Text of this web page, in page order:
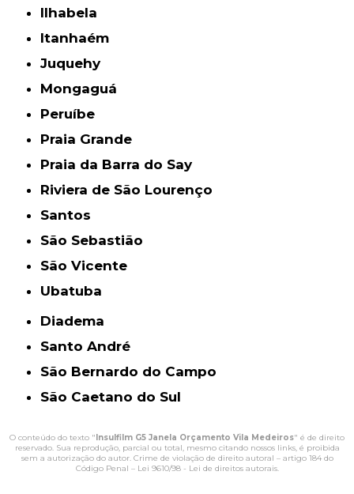
Ilhabela
Itanhaém
Juquehy
Mongaguá
Peruíbe
Praia Grande
Praia da Barra do Say
Riviera de São Lourenço
Santos
São Sebastião
São Vicente
Ubatuba
Diadema
Santo André
São Bernardo do Campo
São Caetano do Sul
O conteúdo do texto "Insulfilm G5 Janela Orçamento Vila Medeiros" é de direito
reservado. Sua reprodução, parcial ou total, mesmo citando nossos links, é proibida
sem a autorização do autor. Crime de violação de direito autoral – artigo 184 do
Código Penal – Lei 9610/98 - Lei de direitos autorais.